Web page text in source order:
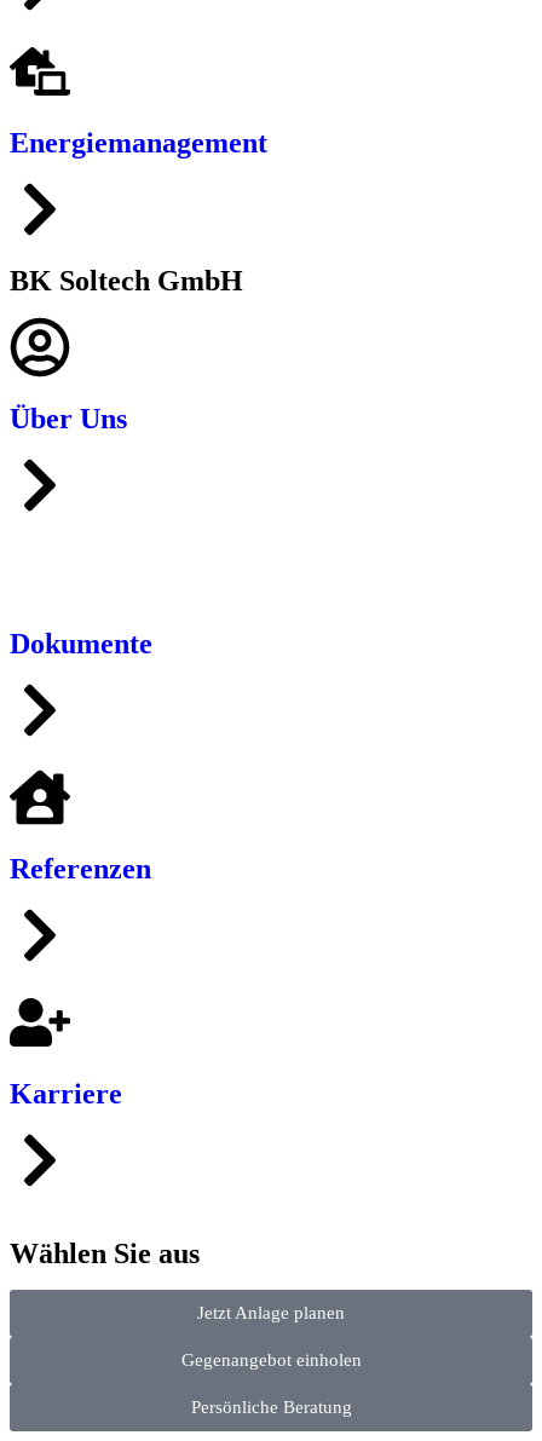
Energiemanagement
BK Soltech GmbH
Über Uns
Dokumente
Referenzen
Karriere
Wählen Sie aus
Jetzt Anlage planen
Gegenangebot einholen
Persönliche Beratung